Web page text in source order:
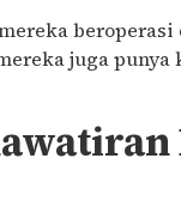
juga punya